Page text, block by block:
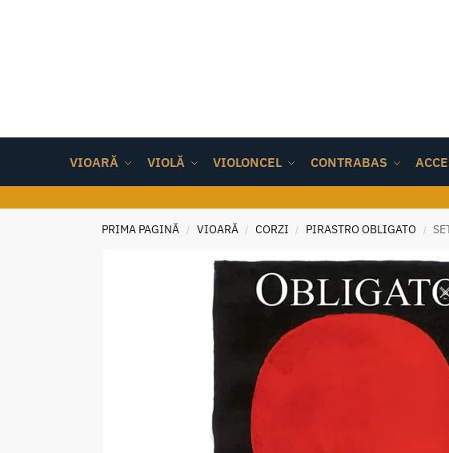
VIOARĂ VIOLĂ VIOLONCEL CONTRABAS
PRIMA PAGINĂ / VIOARĂ / CORZI / PIRASTRO OBLIGATO /